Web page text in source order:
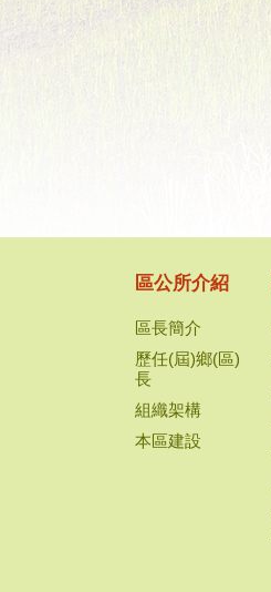
區公所介紹
區長簡介
歷任(屆)鄉(區)
長
組織架構
本區建設